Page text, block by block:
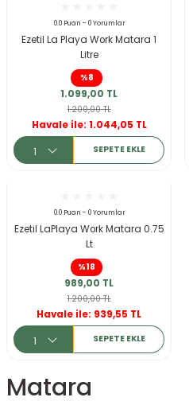
0.0 Puan - 0 Yorumlar
Ezetil La Playa Work Matara 1
Litre
%8
1.099,00 TL
1.200,00 TL
Havale ile: 1.044,05 TL
SEPETE EKLE
0.0 Puan - 0 Yorumlar
Ezetil LaPlaya Work Matara 0.75
Lt
%18
989,00 TL
1.200,00 TL
Havale ile: 939,55 TL
SEPETE EKLE
Matara